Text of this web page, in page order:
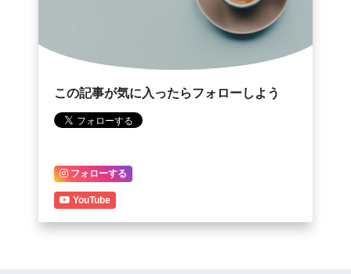
この記事が気に入ったらフォローしよう
フォローする
YouTube